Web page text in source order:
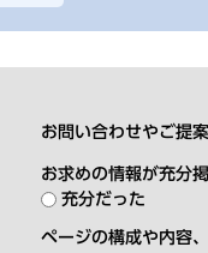
お問い合わせやご提
お求めの情報が充分
充分だった
ページの構成や内容